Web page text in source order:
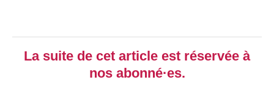
La suite de cet article est réservée à
nos abonné·es.